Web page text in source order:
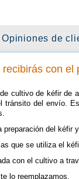
Opiniones de
con el
cultivo de kéfir de
tránsito del envío.
preparación del kéfir
que se utiliza el
con el cultivo a
lo reemplazamos.